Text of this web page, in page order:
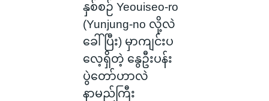
နှစ်စဉ် Yeouiseo-ro
(Yunjung-no လို့လဲ
ခေါ်ပြီး) မှာကျင်းပ
လေ့ရှိတဲ့ နွေဦးပန်း
ပွဲတော်ဟာလဲ
နာမည်ကြီး